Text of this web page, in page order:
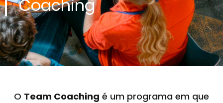
Coaching
O Team Coaching é um programa em que